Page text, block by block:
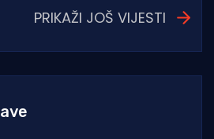
PRIKAŽI JOŠ VIJESTI